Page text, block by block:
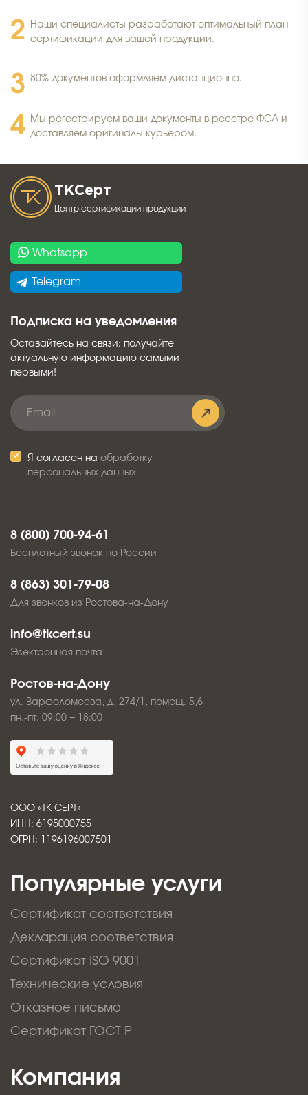
Наши специалисты разработают оптимальный план
сертификации для вашей продукции.
80% документов оформляем дистанционно.
Мы регестрируем ваши документы в реестре ФСА и
доставляем оригиналы курьером.
ТКСерт
Центр сертификации продукции
Whatsapp
Telegram
Подписка на уведомления
Оставайтесь на связи: получайте
актуальную информацию самыми
первыми!
Я согласен на обработку
персональных данных
Популярные услуги
Сертификат соответствия
Декларация соответствия
Сертификат ISO 9001
Технические условия
Отказное письмо
Сертификат ГОСТ Р
Компания
8 (800) 700-94-61
Бесплатный звонок по России
8 (863) 301-79-08
Для звонков из Ростова-на-Дону
info@tkcert.su
Электронная почта
Ростов-на-Дону
ул. Варфоломеева, д. 274/1, помещ. 5,6
пн.-пт. 09:00 − 18:00
ООО «ТК СЕРТ»
ИНН: 6195000755
ОГРН: 1196196007501